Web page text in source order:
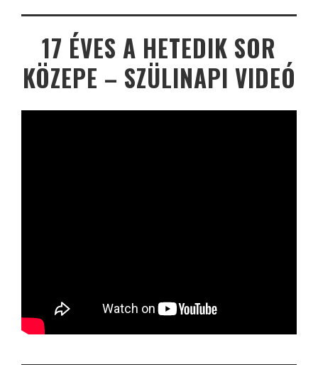
17 ÉVES A HETEDIK SOR
KÖZEPE – SZÜLINAPI VIDEÓ